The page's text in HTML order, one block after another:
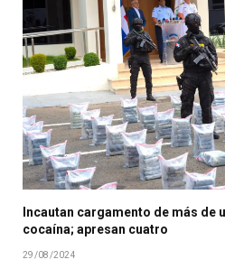
Incautan cargamento de más de
cocaína; apresan cuatro
29/08/2024